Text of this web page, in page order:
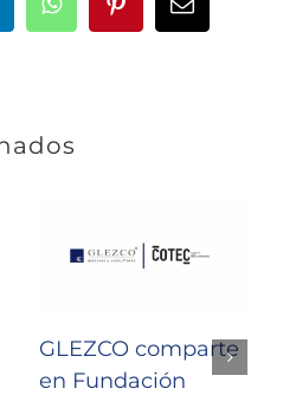
WhatsAppPinterestCorreo
GLEZCO comparte
en Fundación